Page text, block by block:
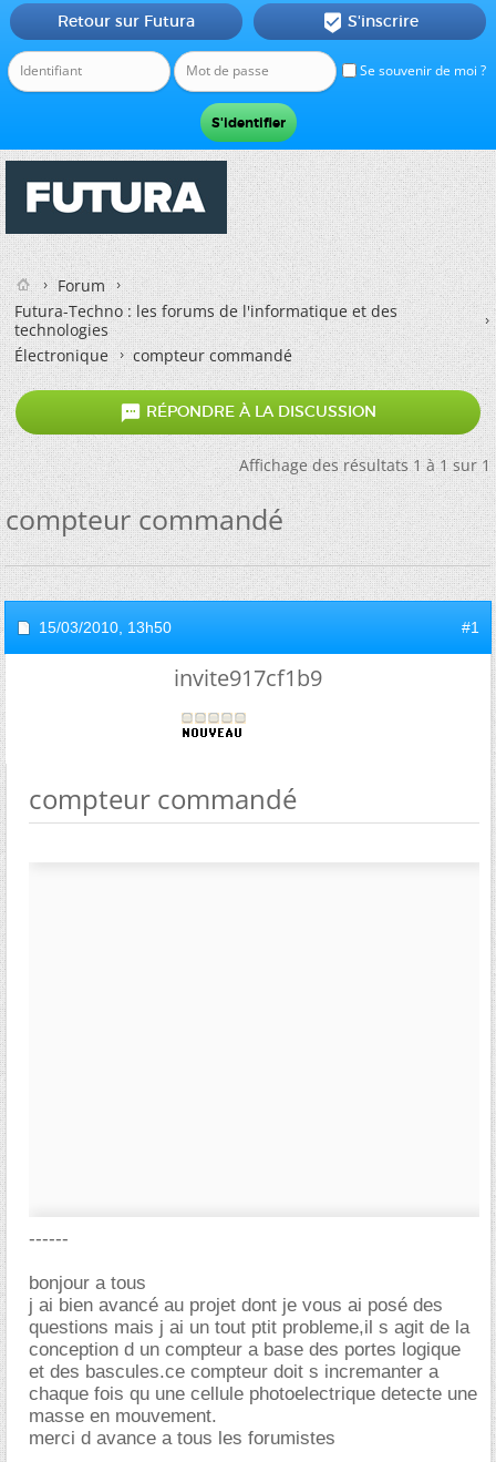
Se souvenir de moi ?
Retour sur Futura  S'inscrire
Forum
Futura-Techno : les forums de l'informatique et des
technologies
Électronique
compteur commandé
 RÉPONDRE À LA DISCUSSION
Affichage des résultats 1 à 1 sur 1
compteur commandé
15/03/2010, 13h50 #1
invite917cf1b9
compteur commandé
------
bonjour a tous
j ai bien avancé au projet dont je vous ai posé des
questions mais j ai un tout ptit probleme,il s agit de la
conception d un compteur a base des portes logique
et des bascules.ce compteur doit s incremanter a
chaque fois qu une cellule photoelectrique detecte une
masse en mouvement.
merci d avance a tous les forumistes